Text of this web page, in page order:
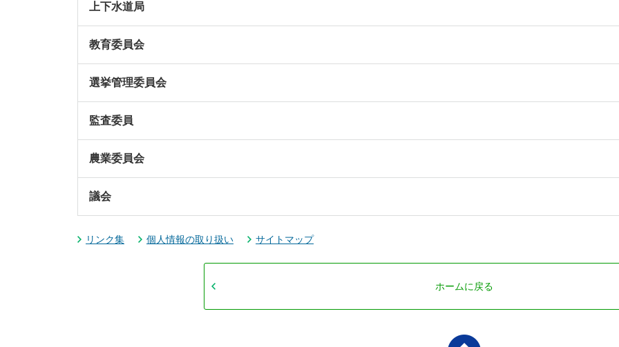
上下水道局
教育委員会
選挙管理委員会
監査委員
農業委員会
議会
リンク集 個人情報の取り扱い サイトマップ
ホームに戻る